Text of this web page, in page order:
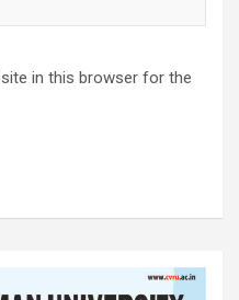
in this browser for the